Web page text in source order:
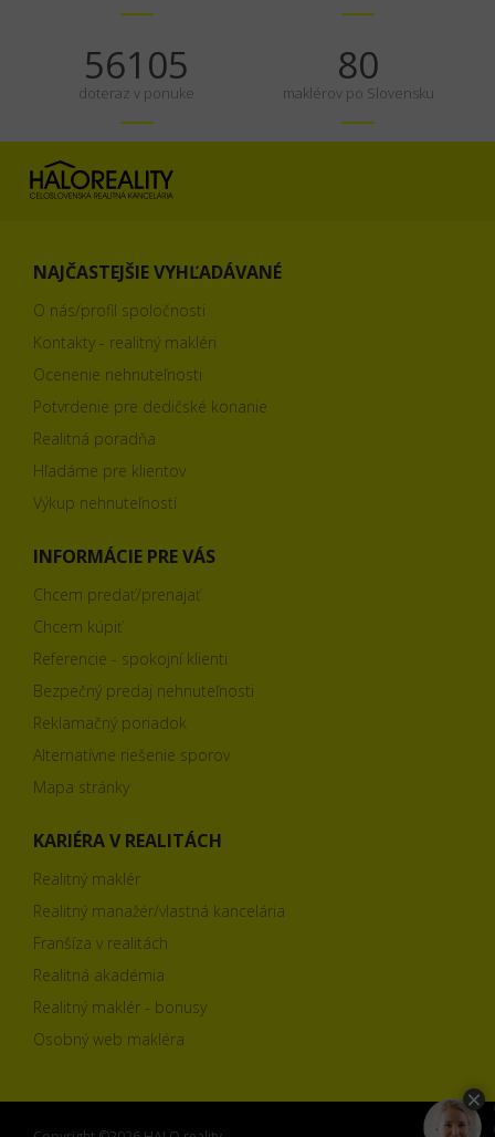
70131
doteraz v ponuke
100
maklérov po Slovensku
NAJČASTEJŠIE VYHĽADÁVANÉ
O nás/profil spoločnosti
Kontakty - realitný makléri
Ocenenie nehnuteľnosti
Potvrdenie pre dedičské konanie
Realitná poradňa
Hľadáme pre klientov
Výkup nehnuteľností
INFORMÁCIE PRE VÁS
Chcem predať/prenajať
Chcem kúpiť
Referencie - spokojní klienti
Bezpečný predaj nehnuteľnosti
Reklamačný poriadok
Alternatívne riešenie sporov
Mapa stránky
KARIÉRA V REALITÁCH
Realitný maklér
Realitný manažér/vlastná kancelária
Franšíza v realitách
Realitná akadémia
Realitný maklér - bonusy
Osobný web makléra